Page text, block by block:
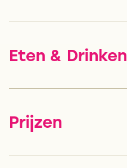
Eten & Drinken
Prijzen